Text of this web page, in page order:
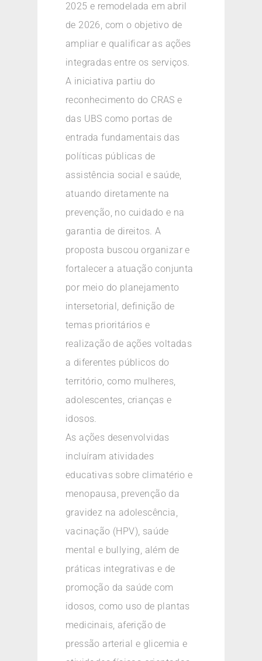
2025 e remodelada em abril
de 2026, com o objetivo de
ampliar e qualificar as ações
integradas entre os serviços.
A iniciativa partiu do
reconhecimento do CRAS e
das UBS como portas de
entrada fundamentais das
políticas públicas de
assistência social e saúde,
atuando diretamente na
prevenção, no cuidado e na
garantia de direitos. A
proposta buscou organizar e
fortalecer a atuação conjunta
por meio do planejamento
intersetorial, definição de
temas prioritários e
realização de ações voltadas
a diferentes públicos do
território, como mulheres,
adolescentes, crianças e
idosos.
As ações desenvolvidas
incluíram atividades
educativas sobre climatério e
menopausa, prevenção da
gravidez na adolescência,
vacinação (HPV), saúde
mental e bullying, além de
práticas integrativas e de
promoção da saúde com
idosos, como uso de plantas
medicinais, aferição de
pressão arterial e glicemia e